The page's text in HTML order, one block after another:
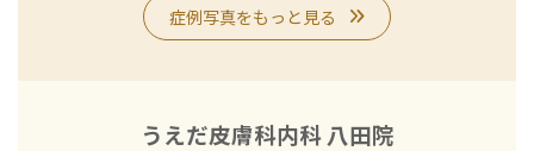
症例写真をもっと見る
うえだ皮膚科内科 八田院